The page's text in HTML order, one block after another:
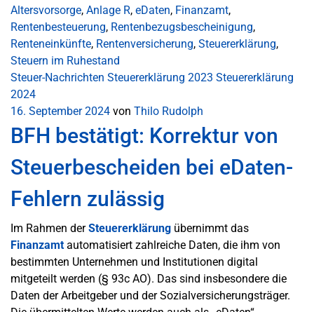
Altersvorsorge, Anlage R, eDaten, Finanzamt,
Rentenbesteuerung, Rentenbezugsbescheinigung,
Renteneinkünfte, Rentenversicherung, Steuererklärung,
Steuern im Ruhestand
Steuer-Nachrichten Steuererklärung 2023 Steuererklärung
2024
16. September 2024 von Thilo Rudolph
BFH bestätigt: Korrektur von
Steuerbescheiden bei eDaten-
Fehlern zulässig
Im Rahmen derSteuererklärung übernimmt das
Finanzamtautomatisiert zahlreiche Daten, die ihm von
bestimmten Unternehmen und Institutionen digital
mitgeteilt werden (§ 93c AO). Das sind insbesondere die
Daten der Arbeitgeber und der Sozialversicherungsträger.